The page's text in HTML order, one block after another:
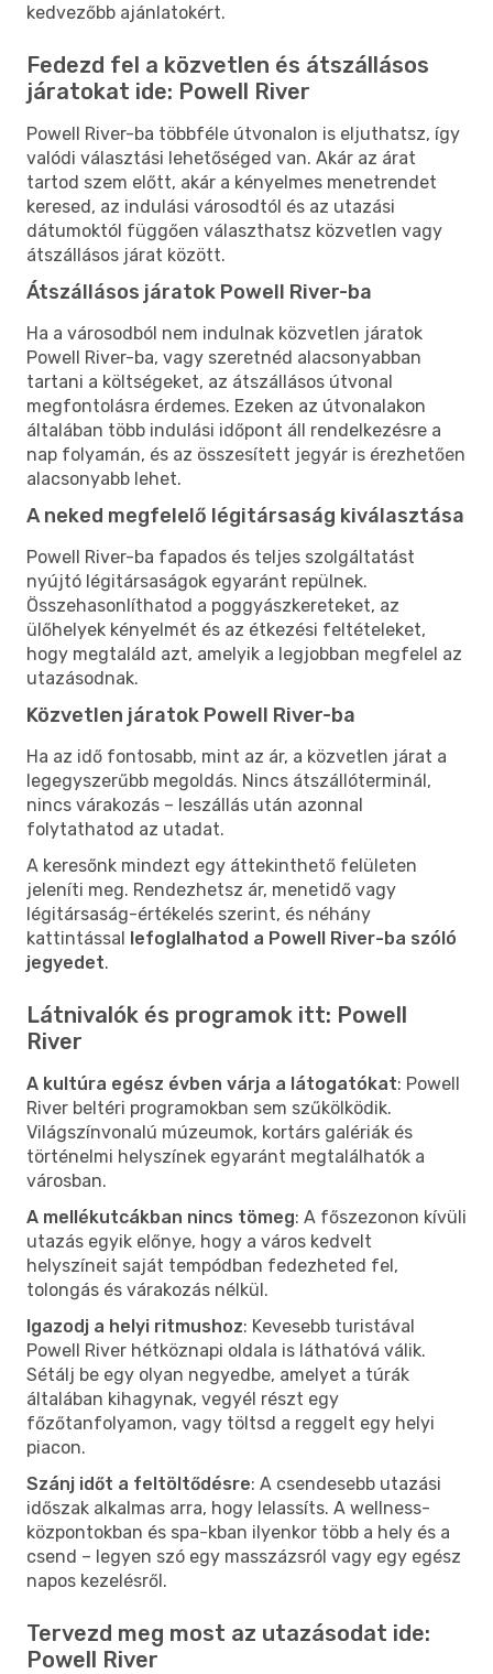
kedvezőbb ajánlatokért.
Fedezd fel a közvetlen és átszállásos
járatokat ide: Powell River
Powell River-ba többféle útvonalon is eljuthatsz, így
valódi választási lehetőséged van. Akár az árat
tartod szem előtt, akár a kényelmes menetrendet
keresed, az indulási városodtól és az utazási
dátumoktól függően választhatsz közvetlen vagy
átszállásos járat között.
Átszállásos járatok Powell River-ba
Ha a városodból nem indulnak közvetlen járatok
Powell River-ba, vagy szeretnéd alacsonyabban
tartani a költségeket, az átszállásos útvonal
megfontolásra érdemes. Ezeken az útvonalakon
általában több indulási időpont áll rendelkezésre a
nap folyamán, és az összesített jegyár is érezhetően
alacsonyabb lehet.
A neked megfelelő légitársaság kiválasztása
Powell River-ba fapados és teljes szolgáltatást
nyújtó légitársaságok egyaránt repülnek.
Összehasonlíthatod a poggyászkereteket, az
ülőhelyek kényelmét és az étkezési feltételeket,
hogy megtaláld azt, amelyik a legjobban megfelel az
utazásodnak.
Közvetlen járatok Powell River-ba
Ha az idő fontosabb, mint az ár, a közvetlen járat a
legegyszerűbb megoldás. Nincs átszállóterminál,
nincs várakozás – leszállás után azonnal
folytathatod az utadat.
A keresőnk mindezt egy áttekinthető felületen
jeleníti meg. Rendezhetsz ár, menetidő vagy
légitársaság-értékelés szerint, és néhány
kattintással lefoglalhatod a Powell River-ba szóló
jegyedet.
Látnivalók és programok itt: Powell
River
A kultúra egész évben várja a látogatókat: Powell
River beltéri programokban sem szűkölködik.
Világszínvonalú múzeumok, kortárs galériák és
történelmi helyszínek egyaránt megtalálhatók a
városban.
A mellékutcákban nincs tömeg: A főszezonon kívüli
utazás egyik előnye, hogy a város kedvelt
helyszíneit saját tempódban fedezheted fel,
tolongás és várakozás nélkül.
Igazodj a helyi ritmushoz: Kevesebb turistával
Powell River hétköznapi oldala is láthatóvá válik.
Sétálj be egy olyan negyedbe, amelyet a túrák
általában kihagynak, vegyél részt egy
főzőtanfolyamon, vagy töltsd a reggelt egy helyi
piacon.
Szánj időt a feltöltődésre: A csendesebb utazási
időszak alkalmas arra, hogy lelassíts. A wellness-
központokban és spa-kban ilyenkor több a hely és a
csend – legyen szó egy masszázsról vagy egy egész
napos kezelésről.
Tervezd meg most az utazásodat ide:
Powell River